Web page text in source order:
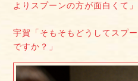
よりスプーンの方が面白くて」
宇賀「そもそもどうしてスプ
ですか？」